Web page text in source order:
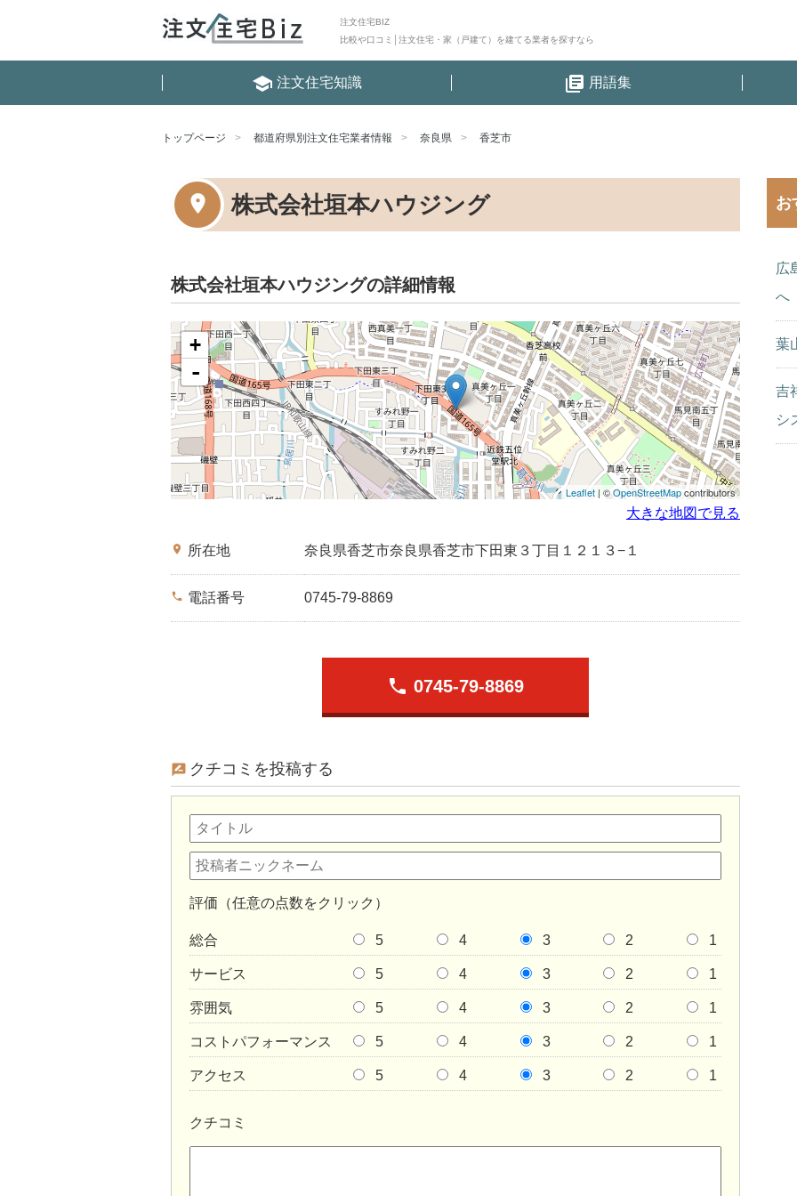
注文住宅BIZ
比較や口コミ│注文住宅・家（戸建て）を建てる業者を探すなら
school 注文住宅知識 library_books 用語集
トップページ 都道府県別注文住宅業者情報 奈良県 香芝市
株式会社垣本ハウジング
株式会社垣本ハウジングの詳細情報
+
-
Leaflet | ©OpenStreetMapcontributors
大きな地図で見る
place 所在地 奈良県香芝市奈良県香芝市下田東３丁目１２１３−１
phone 電話番号 0745-79-8869
phone 0745-79-8869
クチコミを投稿する
評価（任意の点数をクリック）
総合 5 4 3 2 1
サービス 5 4 3 2 1
雰囲気 5 4 3 2 1
コストパフォーマンス 5 4 3 2 1
アクセス 5 4 3 2 1
クチコミ
お
広
へ
葉
吉
シ